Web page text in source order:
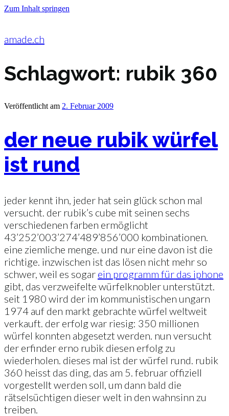
Zum Inhalt springen
amade.ch
Schlagwort: rubik 360
Veröffentlicht am 2. Februar 2009
der neue rubik würfel
ist rund
jeder kennt ihn, jeder hat sein glück schon mal
versucht. der rubik’s cube mit seinen sechs
verschiedenen farben ermöglicht
43’252’003’274’489’856’000 kombinationen.
eine ziemliche menge. und nur eine davon ist die
richtige. inzwischen ist das lösen nicht mehr so
schwer, weil es sogar ein programm für das iphone
gibt, das verzweifelte würfelknobler unterstützt.
seit 1980 wird der im kommunistischen ungarn
1974 auf den markt gebrachte würfel weltweit
verkauft. der erfolg war riesig: 350 millionen
würfel konnten abgesetzt werden. nun versucht
der erfinder erno rubik diesen erfolg zu
wiederholen. dieses mal ist der würfel rund. rubik
360 heisst das ding, das am 5. februar offiziell
vorgestellt werden soll, um dann bald die
rätselsüchtigen dieser welt in den wahnsinn zu
treiben.